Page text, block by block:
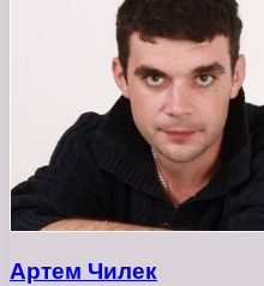
Артем Чилек